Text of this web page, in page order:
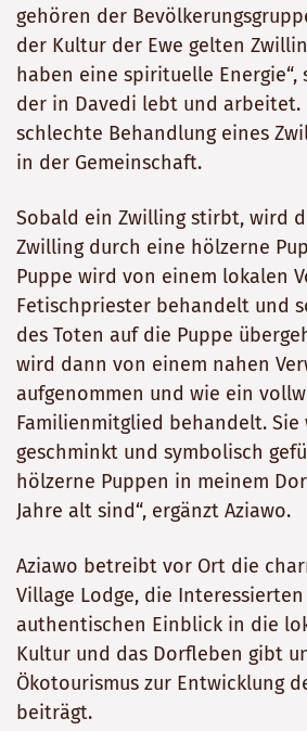
gehören der
der Kultur der Ewe gelten
haben eine spirituelle Energie“,
der in Davedi lebt und arbeitet.
schlechte Behandlung eines
in der Gemeinschaft.
Sobald ein Zwilling stirbt, wird
Zwilling durch eine hölzerne
Puppe wird von einem lokalen
Fetischpriester behandelt und
des Toten auf die Puppe
wird dann von einem nahen
aufgenommen und wie ein
Familienmitglied behandelt. Sie
geschminkt und symbolisch
hölzerne Puppen in meinem
Jahre alt sind“, ergänzt Aziawo.
Aziawo betreibt vor Ort die
Village Lodge, die
authentischen Einblick in die
Kultur und das Dorfleben gibt
Ökotourismus zur Entwicklung
beiträgt.